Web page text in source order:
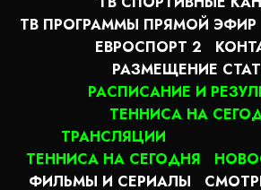
ТВ ПРОГРАММЫ ПРЯМОЙ ЭФИР
ЕВРОСПОРТ 2
РАЗМЕЩЕНИЕ
РАСПИСАНИЕ И
ТЕННИСА НА
ТРАНСЛЯЦИИ
ТЕННИСА НА СЕГОДНЯ
ФИЛЬМЫ И СЕРИАЛЫ